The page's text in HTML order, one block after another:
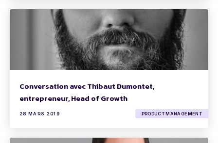
Conversation avec Thibaut Dumontet,
entrepreneur, Head of Growth
28 MARS 2019 PRODUCT MANAGEMENT